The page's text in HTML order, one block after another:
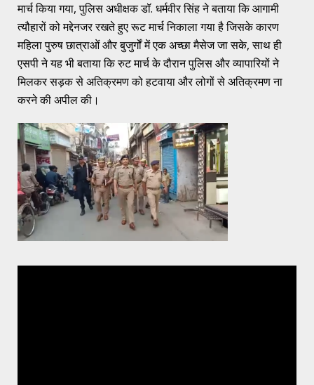
मार्च किया गया, पुलिस अधीक्षक डॉ. धर्मवीर सिंह ने बताया कि आगामी
त्यौहारों को मद्देनजर रखते हुए रूट मार्च निकाला गया है जिसके कारण
महिला पुरुष छात्राओं और बुजुर्गों में एक अच्छा मैसेज जा सके, साथ ही
एसपी ने यह भी बताया कि रुट मार्च के दौरान पुलिस और व्यापारियों ने
मिलकर सड़क से अतिक्रमण को हटवाया और लोगों से अतिक्रमण ना
करने की अपील की।